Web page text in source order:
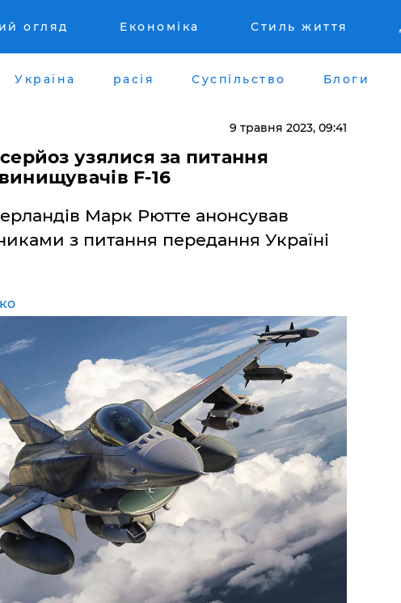
огляд Економіка Стиль життя
Україна расія Суспільство Блоги
9 травня 2023, 09:41
узялися за питання
F-16
Марк Рютте анонсував
з питання передання Україні